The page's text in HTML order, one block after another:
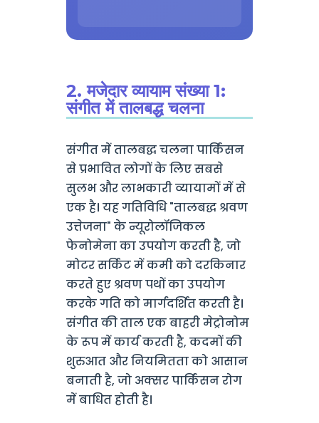
2. मजेदार व्यायाम संख्या 1:
संगीत में तालबद्ध चलना
संगीत में तालबद्ध चलना पार्किंसन
से प्रभावित लोगों के लिए सबसे
सुलभ और लाभकारी व्यायामों में से
एक है। यह गतिविधि "तालबद्ध श्रवण
उत्तेजना" के न्यूरोलॉजिकल
फेनोमेना का उपयोग करती है, जो
मोटर सर्किट में कमी को दरकिनार
करते हुए श्रवण पथों का उपयोग
करके गति को मार्गदर्शित करती है।
संगीत की ताल एक बाहरी मेट्रोनोम
के रूप में कार्य करती है, कदमों की
शुरुआत और नियमितता को आसान
बनाती है, जो अक्सर पार्किंसन रोग
में बाधित होती है।